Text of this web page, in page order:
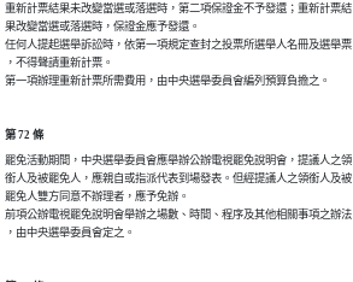
重新計票結果未改變當選或落選時，第二項保證金不予發還；重新計票結
果改變當選或落選時，保證金應予發還。
任何人提起選舉訴訟時，依第一項規定查封之投票所選舉人名冊及選舉票
，不得聲請重新計票。
第一項辦理重新計票所需費用，由中央選舉委員會編列預算負擔之。
第 72 條
罷免活動期間，中央選舉委員會應舉辦公辦電視罷免說明會，提議人之領
銜人及被罷免人，應親自或指派代表到場發表。但經提議人之領銜人及被
罷免人雙方同意不辦理者，應予免辦。
前項公辦電視罷免說明會舉辦之場數、時間、程序及其他相關事項之辦法
，由中央選舉委員會定之。